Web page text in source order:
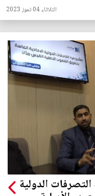
الثلاثاء 04 تموز 2023
الدولية